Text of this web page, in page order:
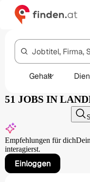
Jobtitel, Firma,
Gehalt
51 JOBS IN
Empfehlungen für dich
interagierst.
Einloggen